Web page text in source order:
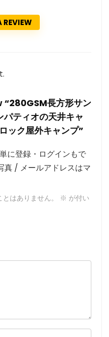
REVIEW
長方形サン
ティオの天井キャ
ック屋外キャンプ”
に登録・ログインもで
真 / メールアドレスはマ
はありません。 ※ が付い